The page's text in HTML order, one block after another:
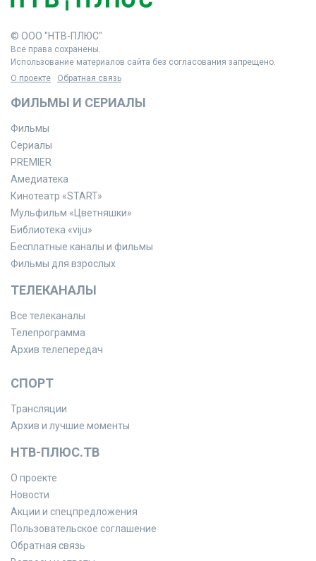
© ООО "НТВ-ПЛЮС"
Все права сохранены.
Использование материалов сайта без согласования запрещено.
О проекте
Обратная связь
ФИЛЬМЫ И СЕРИАЛЫ
Фильмы
Сериалы
PREMIER
Амедиатека
Кинотеатр «START»
Мульфильм «Цветняшки»
Библиотека «viju»
Бесплатные каналы и фильмы
Фильмы для взрослых
ТЕЛЕКАНАЛЫ
Все телеканалы
Телепрограмма
Архив телепередач
СПОРТ
Трансляции
Архив и лучшие моменты
НТВ-ПЛЮС.ТВ
О проекте
Новости
Акции и спецпредложения
Пользовательское соглашение
Обратная связь